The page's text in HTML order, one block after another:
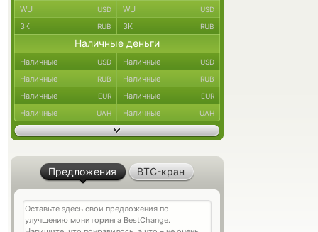
WU USD WU USD
ЗК RUB ЗК RUB
Наличные деньги
Наличные USD Наличные USD
Наличные RUB Наличные RUB
Наличные EUR Наличные EUR
Наличные UAH Наличные UAH
Предложения BTC-кран